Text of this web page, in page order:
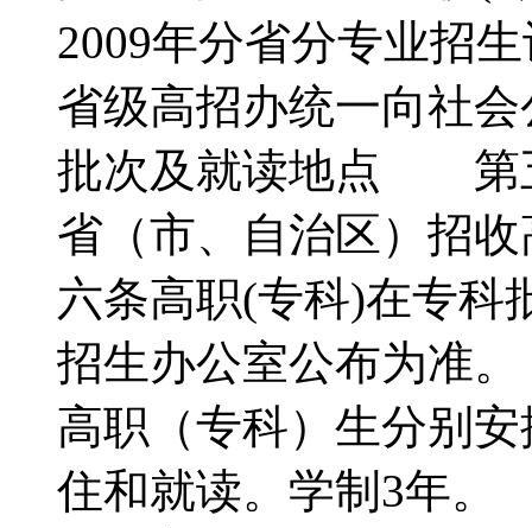
2009年分省分专业招
省级高招办统一向社
批次及就读地点 第
省（市、自治区）招
六条高职(专科)在专科
招生办公室公布为准
高职（专科）生分别
住和就读。学制3